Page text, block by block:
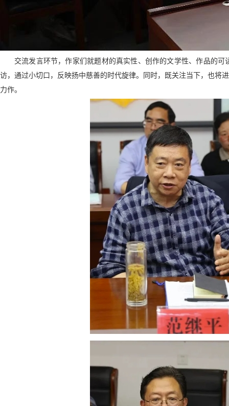
交流发言环节，作家们就题材的真实性、创作的文学性、作品的
访，通过小切口，反映扬中慈善的时代旋律。同时，既关注当下，也将
力作。